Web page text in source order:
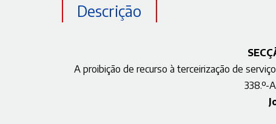
Descrição
A proibição de recurso à terceirização de
338.º-